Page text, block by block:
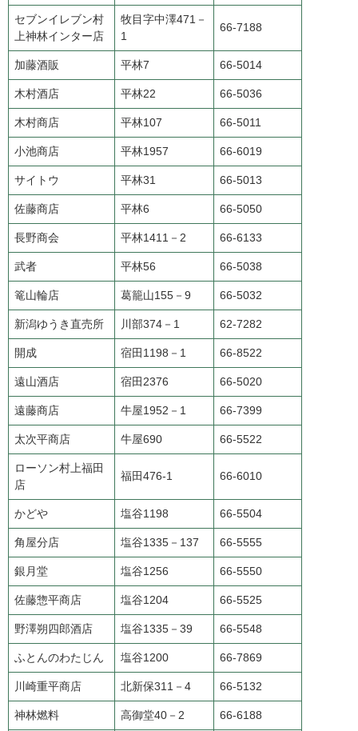
セブンイレブン村
上神林インター店
牧目字中澤471－
1
66-7188
加藤酒販 平林7 66-5014
木村酒店 平林22 66-5036
木村商店 平林107 66-5011
小池商店 平林1957 66-6019
サイトウ 平林31 66-5013
佐藤商店 平林6 66-5050
長野商会 平林1411－2 66-6133
武者 平林56 66-5038
篭山輪店 葛籠山155－9 66-5032
新潟ゆうき直売所 川部374－1 62-7282
開成 宿田1198－1 66-8522
遠山酒店 宿田2376 66-5020
遠藤商店 牛屋1952－1 66-7399
太次平商店 牛屋690 66-5522
ローソン村上福田
店
福田476-1 66-6010
かどや 塩谷1198 66-5504
角屋分店 塩谷1335－137 66-5555
銀月堂 塩谷1256 66-5550
佐藤惣平商店 塩谷1204 66-5525
野澤朔四郎酒店 塩谷1335－39 66-5548
ふとんのわたじん 塩谷1200 66-7869
川崎重平商店 北新保311－4 66-5132
神林燃料 高御堂40－2 66-6188